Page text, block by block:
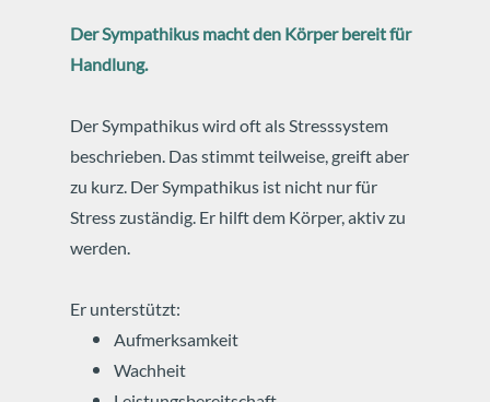
Der Sympathikus macht den Körper bereit für
Handlung.
Der Sympathikus wird oft als Stresssystem
beschrieben. Das stimmt teilweise, greift aber
zu kurz. Der Sympathikus ist nicht nur für
Stress zuständig. Er hilft dem Körper, aktiv zu
werden.
Er unterstützt:
Aufmerksamkeit
Wachheit